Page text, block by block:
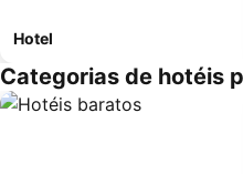
Hotel
Categorias de hotéis